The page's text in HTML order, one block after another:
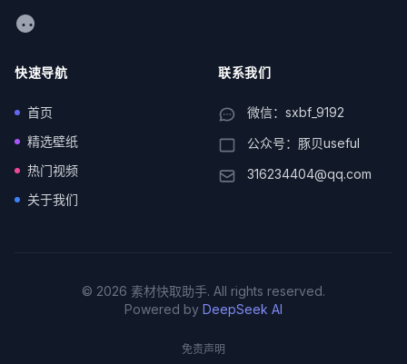
WeChat
快速导航
首页
精选壁纸
热门视频
关于我们
联系我们
微信：sxbf_9192
公众号：豚贝useful
316234404@qq.com
© 2026 素材快取助手. All rights reserved.
Powered by DeepSeek AI
免责声明